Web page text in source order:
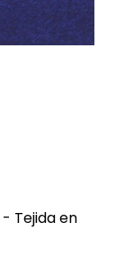
Tejida en